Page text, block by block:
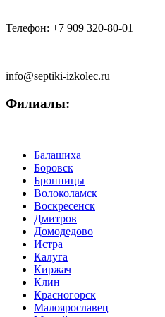
Телефон: +7 909 320-80-01
info@septiki-izkolec.ru
Филиалы:
Балашиха
Боровск
Бронницы
Волоколамск
Воскресенск
Дмитров
Домодедово
Истра
Калуга
Киржач
Клин
Красногорск
Малоярославец